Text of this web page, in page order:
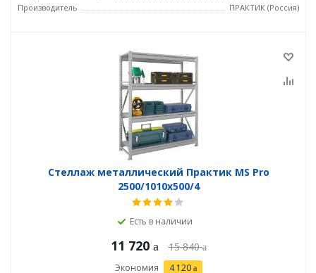
Производитель
ПРАКТИК (Россия)
Стеллаж металлический Практик MS Pro
2500/1010x500/4
Есть в наличии
11 720 15 840
Экономия 4 120